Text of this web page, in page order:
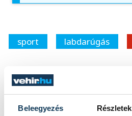
Beleegyezés Részletek
sport labdarúgás